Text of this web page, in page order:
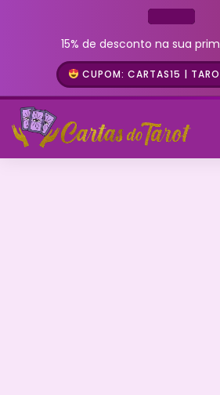
15% de desconto na sua
CUPOM: CARTAS15 |